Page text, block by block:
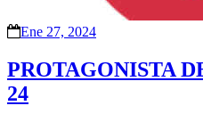
Ene 27, 2024
PROTAGONISTA
24